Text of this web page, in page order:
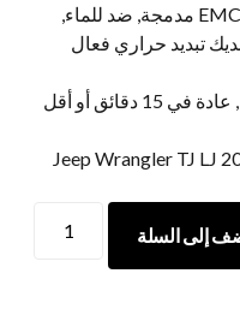
LED عالية الجودة مستقرة, وظيفة EMC مدمجة, ضد للماء,
تبديد حراري فعال
【توصيل وتشمل محول H4 و H13, عادة في 15 دقائق أو أقل
7INCH
إلى السلة